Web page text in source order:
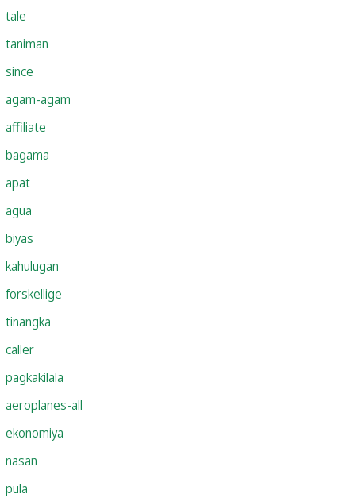
tale
taniman
since
agam-agam
affiliate
bagama
apat
agua
biyas
kahulugan
forskellige
tinangka
caller
pagkakilala
aeroplanes-all
ekonomiya
nasan
pula